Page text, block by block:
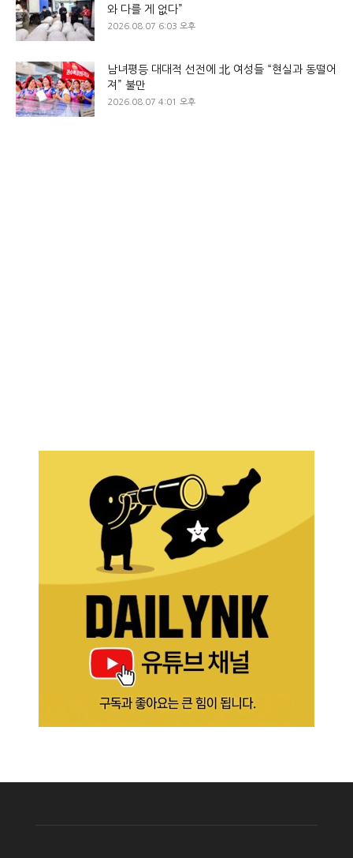
와 다를 게 없다”
2026.08.07 6:03 오후
남녀평등 대대적 선전에 北 여성들 “현실과 동떨어
져” 불만
2026.08.07 4:01 오후